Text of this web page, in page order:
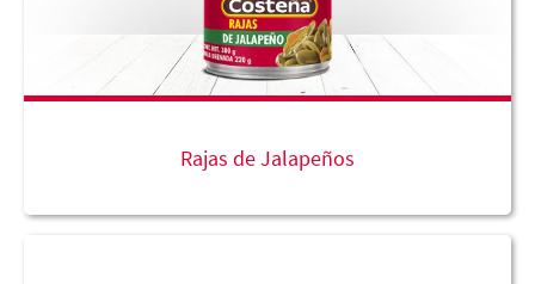
Rajas de Jalapeños